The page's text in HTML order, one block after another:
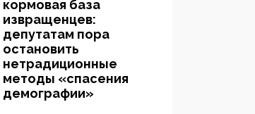
кормовая база
извращенцев:
депутатам пора
остановить
нетрадиционные
методы «спасения
демографии»